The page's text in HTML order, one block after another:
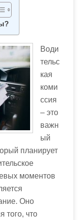
Води
тельс
кая
коми
ссия
– это
важн
ый
планирует
моментов
Оно
того, что